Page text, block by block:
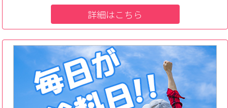
詳細はこちら